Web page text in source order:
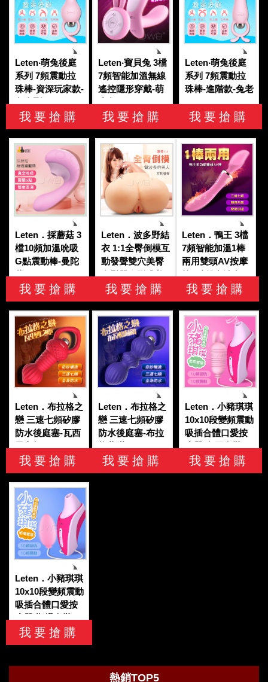
Leten‧萌兔後庭
系列 7頻震動拉
珠棒-資深玩家款-
兔金剛
我要搶購
Leten‧寶貝兔 3檔
7頻智能加溫無線
遙控隱形穿戴-萌
小兔
我要搶購
Leten‧萌兔後庭
系列 7頻震動拉
珠棒-進階款-兔老
二
我要搶購
Leten．採蘑菇 3
檔10頻加溫吮吸
G點震動棒-曼陀
紫
我要搶購
Leten．波多野結
衣 1:1全臀倒模互
動發聲雙穴美臀
自慰器★贈唯美
之陰 名器+日本
原裝進口120ML
潤滑液★ (破盤出
清商品)
我要搶購
Leten．鴨王 3檔
7頻智能加溫1棒
兩用雙頭AV按摩
棒 (破盤出清商
品)
我要搶購
Leten．布拉格之
戀 三速七頻矽膠
防水後庭塞-瓦西
里之炬
我要搶購
Leten．布拉格之
戀 三速七頻矽膠
防水後庭塞-布拉
格藍鑚
我要搶購
Leten．小豬琪琪
10x10段變頻震動
吸插合體口愛按
摩器-兔耳套裝
我要搶購
Leten．小豬琪琪
10x10段變頻震動
吸插合體口愛按
摩器-順滑套裝
我要搶購
熱銷TOP5